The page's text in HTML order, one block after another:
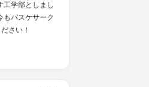
工学部としまし
もバスケサーク
さい！